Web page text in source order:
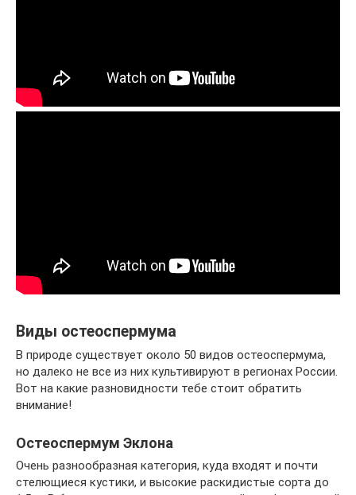
Виды остеоспермума
В природе существует около 50 видов остеоспермума,
но далеко не все из них культивируют в регионах России.
Вот на какие разновидности тебе стоит обратить
внимание!
Остеоспермум Эклона
Очень разнообразная категория, куда входят и почти
стелющиеся кустики, и высокие раскидистые сорта до